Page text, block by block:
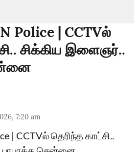
Police | CCTVல்
சிக்கிய இளைஞர்..
7:20 am
| CCTVல் தெரிந்த காட்சி..